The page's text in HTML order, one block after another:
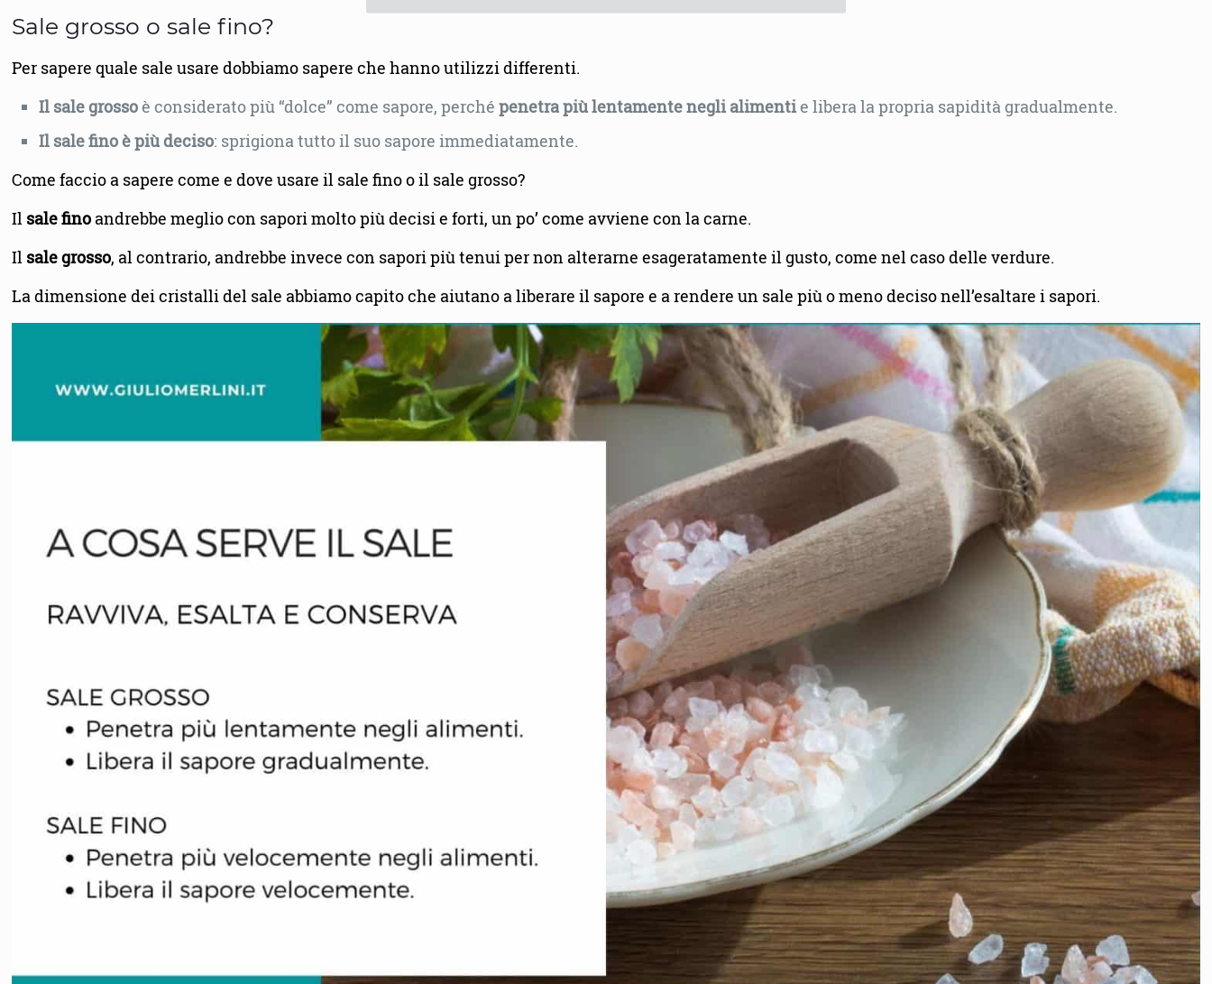
Sale grosso o sale fino?
Per sapere quale sale usare dobbiamo sapere che hanno utilizzi differenti.
Il sale grossoè considerato più “dolce” come sapore, perchépenetra più lentamente negli alimentie libera la propria sapidità gradualmente.
Il sale fino è più deciso: sprigiona tutto il suo sapore immediatamente.
Come faccio a sapere come e dove usare il sale fino o il sale grosso?
Il sale fino andrebbe meglio con sapori molto più decisi e forti, un po’ come avviene con la carne.
Il sale grosso, al contrario, andrebbe invece con sapori più tenui per non alterarne esageratamente il gusto, come nel caso delle verdure.
La dimensione dei cristalli del sale abbiamo capito che aiutano a liberare il sapore e a rendere un sale più o meno deciso nell’esaltare i sapori.